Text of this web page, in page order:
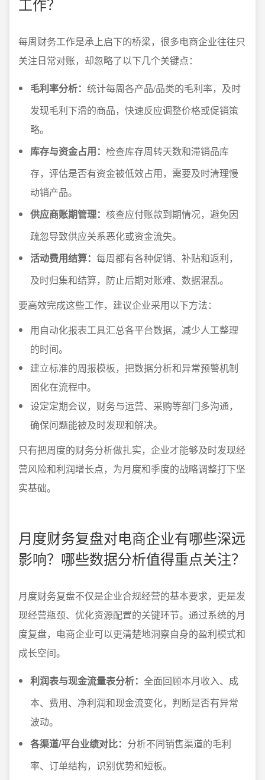
每周财务工作是承上启下的桥梁，很多电商企业往往只
关注日常对账，却忽略了以下几个关键点：
毛利率分析： 统计每周各产品/品类的毛利率，及时
发现毛利下滑的商品，快速反应调整价格或促销策
略。
库存与资金占用： 检查库存周转天数和滞销品库
存，评估是否有资金被低效占用，需要及时清理慢
动销产品。
供应商账期管理： 核查应付账款到期情况，避免因
疏忽导致供应关系恶化或资金流失。
活动费用结算： 每周都有各种促销、补贴和返利，
及时归集和结算，防止后期对账难、数据混乱。
要高效完成这些工作，建议企业采用以下方法：
用自动化报表工具汇总各平台数据，减少人工整理
的时间。
建立标准的周报模板，把数据分析和异常预警机制
固化在流程中。
设定定期会议，财务与运营、采购等部门多沟通，
确保问题能被及时发现和解决。
只有把周度的财务分析做扎实，企业才能够及时发现经
营风险和利润增长点，为月度和季度的战略调整打下坚
实基础。
月度财务复盘对电商企业有哪些深远
影响？哪些数据分析值得重点关注？
月度财务复盘不仅是企业合规经营的基本要求，更是发
现经营瓶颈、优化资源配置的关键环节。通过系统的月
度复盘，电商企业可以更清楚地洞察自身的盈利模式和
成长空间。
利润表与现金流量表分析： 全面回顾本月收入、成
本、费用、净利润和现金流变化，判断是否有异常
波动。
各渠道/平台业绩对比： 分析不同销售渠道的毛利
率、订单结构，识别优势和短板。